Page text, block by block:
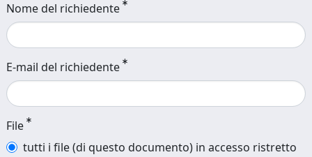
Nome del richiedente
E-mail del richiedente
File
tutti i file (di questo documento) in accesso ristretto